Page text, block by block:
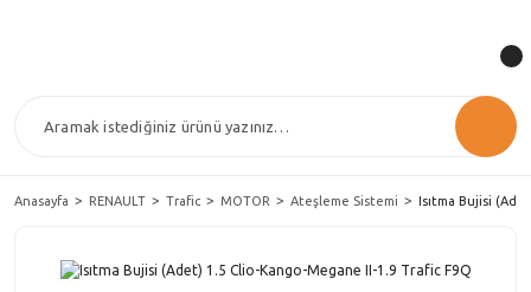
Anasayfa RENAULT Trafic MOTOR Ateşleme Sistemi Isıtma Bujisi